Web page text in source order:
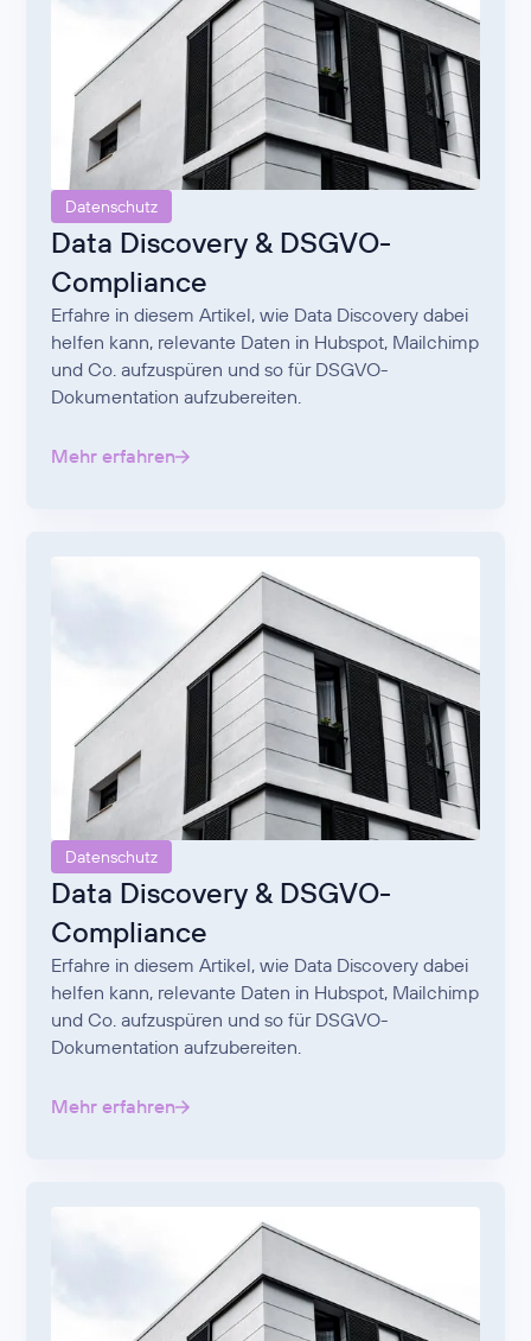
Datenschutz
Data Discovery & DSGVO-
Compliance
Erfahre in diesem Artikel, wie Data Discovery dabei
helfen kann, relevante Daten in Hubspot, Mailchimp
und Co. aufzuspüren und so für DSGVO-
Dokumentation aufzubereiten.
Mehr erfahren
Datenschutz
Data Discovery & DSGVO-
Compliance
Erfahre in diesem Artikel, wie Data Discovery dabei
helfen kann, relevante Daten in Hubspot, Mailchimp
und Co. aufzuspüren und so für DSGVO-
Dokumentation aufzubereiten.
Mehr erfahren